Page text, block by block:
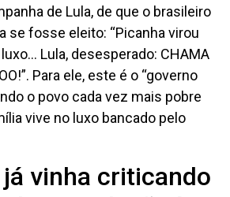
de Lula, de que o brasileiro
se fosse eleito: “Picanha virou
Lula, desesperado: CHAMA
Para ele, este é o “governo
o povo cada vez mais pobre
vive no luxo bancado pelo
vinha criticando